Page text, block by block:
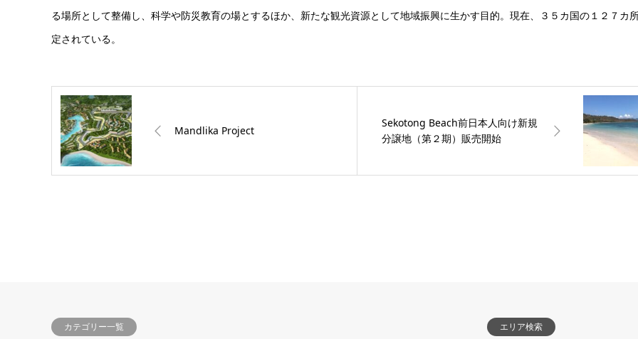
る場所として整備し、科学や防災教育の場とするほか、新たな観光資源として地域振興に生かす目的。現在、３５カ国の１２７カ
定されている。
Mandlika Project
Sekotong Beach前日本人向け新規
分譲地（第２期）販売開始
カテゴリー一覧 エリア検索